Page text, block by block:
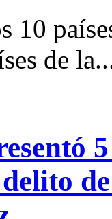
10
de